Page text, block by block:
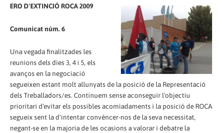
ERO D'EXTINCIÓ ROCA 2009
Comunicat núm. 6
Una vegada finalitzades les
reunions dels dies 3, 4 i 5, els
avanços en la negociació
segueixen estant molt allunyats de la posició de la Representació
dels Treballadors/es. Continuem sense aconseguir l'objectiu
prioritari d'evitar els possibles acomiadaments i la posició de ROCA
segueix sent la d'intentar convèncer-nos de la seva necessitat,
negant-se en la majoria de les ocasions a valorar i debatre la